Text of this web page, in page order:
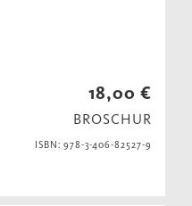
18,00 €
BROSCHUR
ISBN: 978-3-406-82527-9